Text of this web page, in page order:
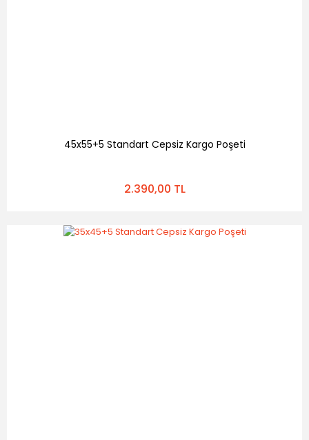
45x55+5 Standart Cepsiz Kargo Poşeti
2.390,00 TL